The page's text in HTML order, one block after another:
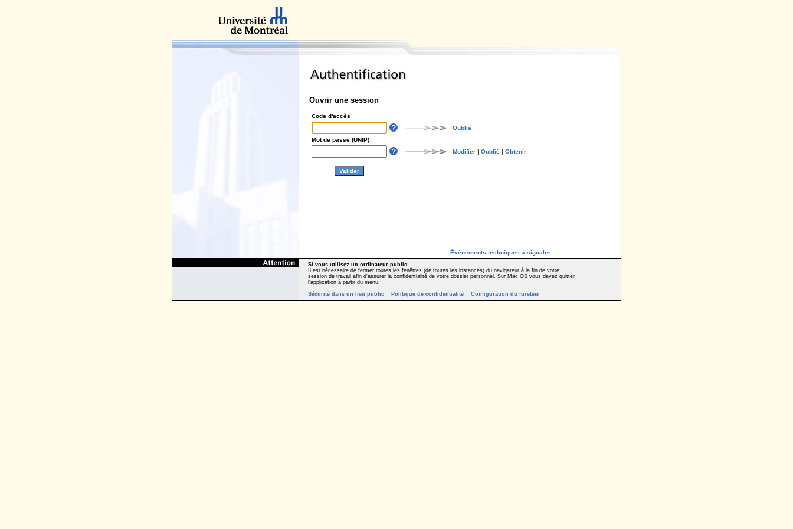
Ouvrir une session
Code d'accès
Oublié
Mot de passe (UNIP)
Modifier | Oublié | Obtenir
Événements techniques à signaler
Si vous utilisez un ordinateur public,
Il est nécessaire de fermer toutes les fenêtres (de toutes les instances) du navigateur à la fin de votre
session de travail afin d'assurer la confidentialité de votre dossier personnel. Sur Mac OS vous devez quitter
l'application à partir du menu.
Sécurité dans un lieu public
Politique de confidentialité Configuration du fureteur